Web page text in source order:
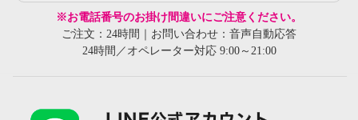
※お電話番号のお掛け間違いにご注意ください。
ご注文：24時間｜お問い合わせ：音声自動応答
24時間／オペレーター対応 9:00～21:00